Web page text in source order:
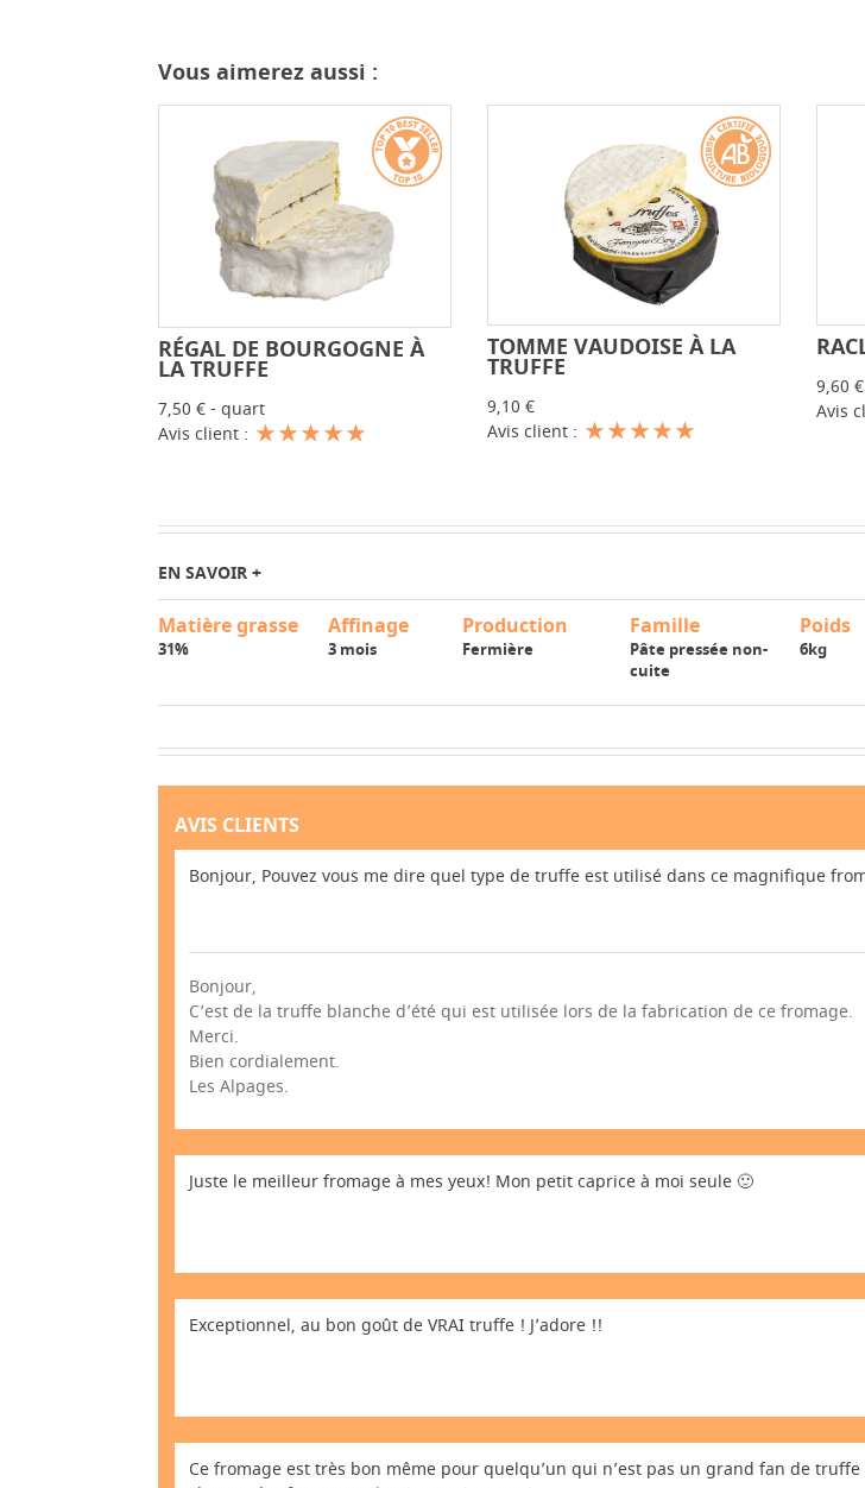
Vous aimerez aussi :
- +
RÉGAL DE BOURGOGNE À
LA TRUFFE
7,50 € - quart
Avis client :
- +
TOMME VAUDOISE À LA
TRUFFE
9,10 €
Avis client :
9,60
Avis
EN SAVOIR +
Matière grasse
31%
Affinage
3 mois
Production
Fermière
Famille
Pâte pressée non-
cuite
Poids
6kg
AVIS CLIENTS
Bonjour, Pouvez vous me dire quel type de truffe est utilisé dans ce magnifique
Bonjour,
C’est de la truffe blanche d’été qui est utilisée lors de la fabrication de ce fromage.
Merci.
Bien cordialement.
Les Alpages.
Juste le meilleur fromage à mes yeux! Mon petit caprice à moi seule 🙂
Exceptionnel, au bon goût de VRAI truffe ! J’adore !!
Ce fromage est très bon même pour quelqu’un qui n’est pas un grand fan de